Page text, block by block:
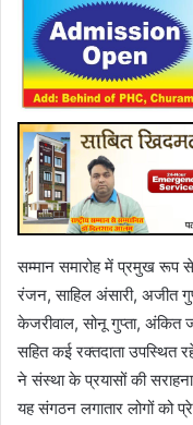
सम्मान समारोह में प्रमुख रूप
रंजन, साहिल अंसारी, अजीत
केजरीवाल, सोनू गुप्ता, अंकित
सहित कई रक्तदाता उपस्थित
ने संस्था के प्रयासों की
यह संगठन लगातार लोगों को